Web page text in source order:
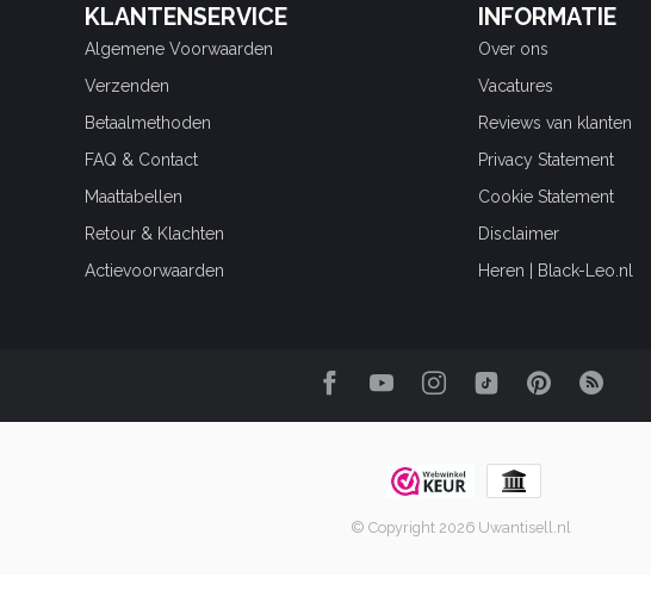
KLANTENSERVICE
Algemene Voorwaarden
Verzenden
Betaalmethoden
FAQ & Contact
Maattabellen
Retour & Klachten
Actievoorwaarden
INFORMATIE
Over ons
Vacatures
Reviews van klanten
Privacy Statement
Cookie Statement
Disclaimer
Heren | Black-Leo.nl
© Copyright 2026 Uwantisell.nl